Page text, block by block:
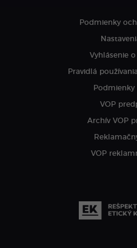
Podmienky
Vyhlásenie
Pravidlá
Podmienky
VOP
Archív VOP
VOP